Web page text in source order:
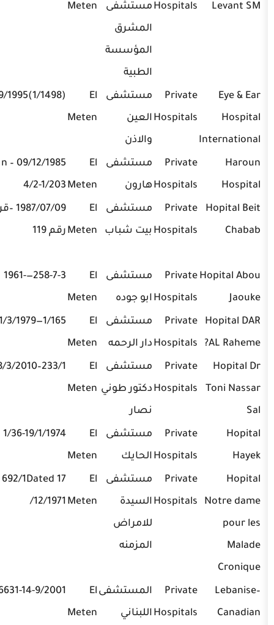
Hospitalsمستشفى
Meten
Private
Hospitals
مستشفى
العين
والاذن
Meten
(1/1498)11/9/1995
04/521130
Private
Hospitals
مستشفى
هارون
Meten
4/2-1/203
01/897300-
1-2-3-4
Private
Hospitals
مستشفى
بيت شباب
Meten
1987/07/09 –قرار
رقم 119
04-
Private
Hospitals
مستشفى
ابو جوده
Meten
258-7-3—-1961
04/718000
Private
Hospitals
مستشفى
دار الرحمه
Meten
1/165—21/3/1979
04/872211
Private
Hospitals
مستشفى
دكتور طوني Meten
233/1–8/3/2010
03/233821
Private
Hospitals
مستشفى
الحايك
Meten
1/36-19/1/1974
01/499142
Private
Hospitals
مستشفى
السيدة
Meten
692/1Dated 17
/12/1971
04/713100
Private
Hospitals
المستشفى
اللبناني
Meten
216631-14-9/2001
01/511487?